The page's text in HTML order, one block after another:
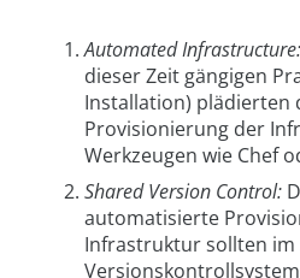
Automated Infrastructure:
dieser Zeit gängigen
Installation) plädierten
Provisionierung der
Werkzeugen wie Chef
Shared Version Control:
automatisierte
Infrastruktur sollten im